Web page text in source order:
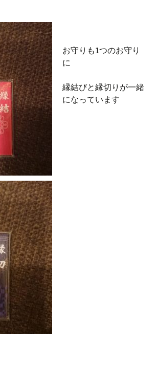
お守りも1つのお守り
に
縁結びと縁切りが一緒
になっています